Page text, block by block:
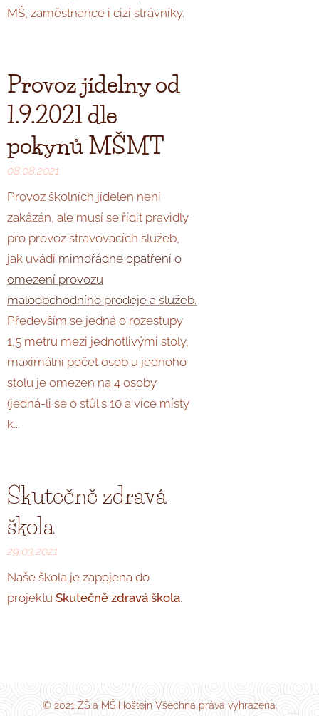
MŠ, zaměstnance i cizí strávníky.
Provoz jídelny od
1.9.2021 dle
pokynů MŠMT
08.08.2021
Provoz školních jídelen není
zakázán, ale musí se řídit pravidly
pro provoz stravovacích služeb,
jak uvádí mimořádné opatření o
omezení provozu
maloobchodního prodeje a služeb.
Především se jedná o rozestupy
1,5 metru mezi jednotlivými stoly,
maximální počet osob u jednoho
stolu je omezen na 4 osoby
(jedná-li se o stůl s 10 a více místy
k...
Skutečně zdravá
škola
29.03.2021
Naše škola je zapojena do
projektu Skutečně zdravá škola.
© 2021 ZŠ a MŠ Hoštejn Všechna práva vyhrazena.